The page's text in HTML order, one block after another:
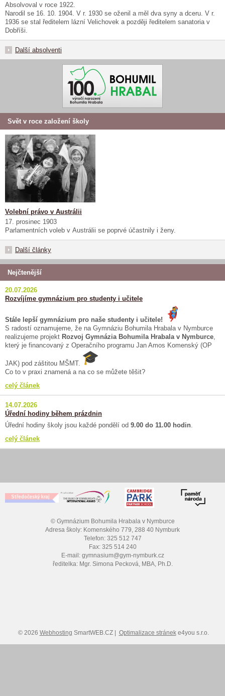
Absolvoval v roce 1922.
Narodil se 16. 10. 1904. V r. 1930 se oženil a měl dva syny a dceru. V r.
1936 se stal ředitelem lázní Velichovek a později ředitelem sanatoria v
Dobříši.
Další absolventi
Svět v roce založení školy
Volební právo v Austrálii
17. prosinec 1903
Parlamentních voleb v Austrálii se poprvé účastnily i ženy.
Další články
Nejčtenější
20.07.2026
Rozvíjíme gymnázium pro studenty i učitele
Stále lepší gymnázium pro naše studenty i učitele!
S radostí oznamujeme, že na Gymnáziu Bohumila Hrabala v Nymburce
realizujeme projekt Rozvoj Gymnázia Bohumila Hrabala v Nymburce,
který je financovaný z Operačního programu Jan Amos Komenský (OP
JAK) pod záštitou MŠMT.
Co to v praxi znamená a na co se můžete těšit?
celý článek
14.07.2026
Úřední hodiny během prázdnin
Úřední hodiny školy jsou každé pondělí od 9.00 do 11.00 hodin.
celý článek
© Gymnázium Bohumila Hrabala v Nymburce
Adresa školy: Komenského 779, 288 40 Nymburk
Telefon: 325 512 747
Fax: 325 514 240
E-mail: gymnasium@gym-nymburk.cz
ředitelka: Mgr. Simona Pecková, MBA, Ph.D.
© 2026 Webhosting SmartWEB.CZ | Optimalizace stráneke4you s.r.o.